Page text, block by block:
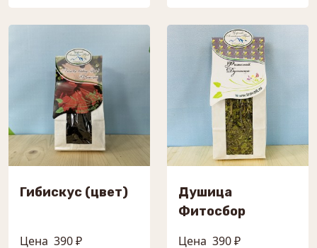
Гибискус (цвет)
Цена 390 ₽
Душица
Фитосбор
Цена 390 ₽